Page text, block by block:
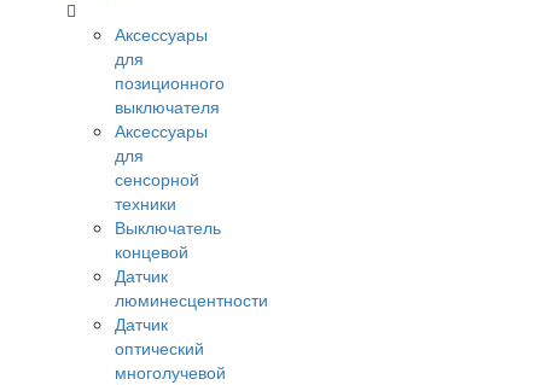
Аксессуары
для
позиционного
выключателя
Аксессуары
для
сенсорной
техники
Выключатель
концевой
Датчик
люминесцентности
Датчик
оптический
многолучевой